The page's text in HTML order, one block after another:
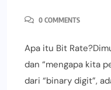
0 COMMENTS
Apa itu Bit
dan “mengapa kita
dari “binary digit”,